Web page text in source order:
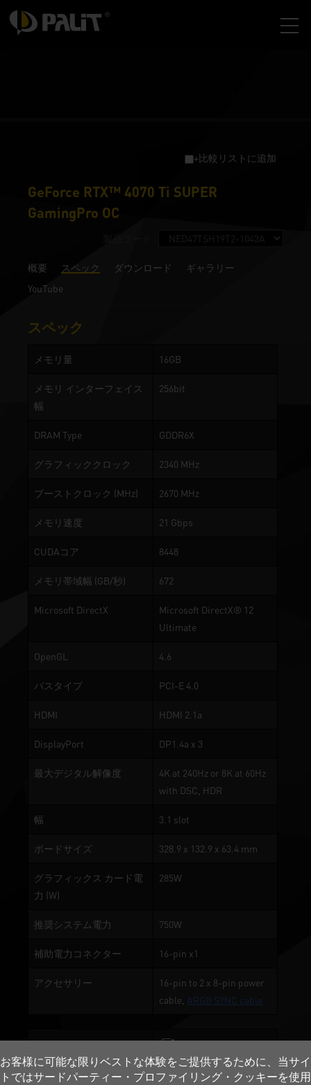
お客様に可能な限りベストな体験をご提供するために、当サイ
トではサードパーティー・プロファイリング・クッキーを使用
+比較リストに追加
GeForce RTX™ 4070 Ti SUPER
GamingPro OC
概要 スペック ダウンロード
ギャラリー
YouTube
スペック
メモリ量 16GB
メモリ インターフェイス
幅
256bit
DRAM Type GDDR6X
グラフィッククロック 2340 MHz
ブーストクロック (MHz) 2670 MHz
メモリ速度 21 Gbps
CUDAコア 8448
メモリ帯域幅 (GB/秒) 672
Microsoft DirectX
Microsoft DirectX® 12
Ultimate
OpenGL 4.6
バスタイプ PCI-E 4.0
HDMI HDMI 2.1a
DisplayPort DP1.4a x 3
最大デジタル解像度
4K at 240Hz or 8K at 60Hz
with DSC, HDR
幅 3.1 slot
ボードサイズ 328.9 x 132.9 x 63.4 mm
グラフィックス カード電
力 (W)
285W
推奨システム電力 750W
補助電力コネクター 16-pin x1
アクセサリー
16-pin to 2 x 8-pin power
cable, ARGB SYNC cable
ONE TWO SYNC
ARGB lighting